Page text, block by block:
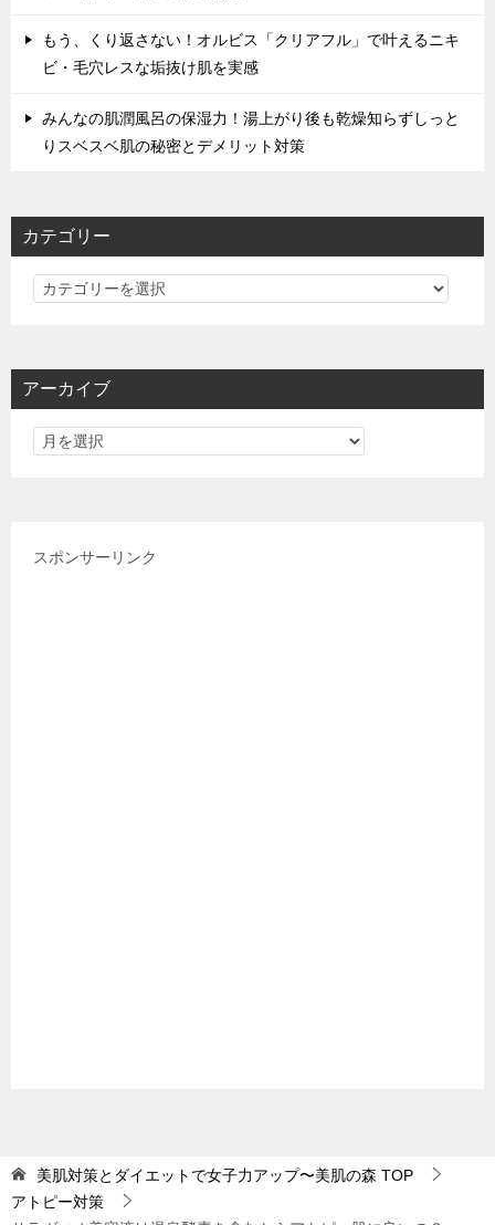
もう、くり返さない！オルビス「クリアフル」で叶えるニキ
ビ・毛穴レスな垢抜け肌を実感
みんなの肌潤風呂の保湿力！湯上がり後も乾燥知らずしっと
りスベスベ肌の秘密とデメリット対策
カテゴリー
カ
リ
アーカイブ
スポンサーリンク
美肌対策とダイエットで女子力アップ〜美肌の森 TOP
アトピー対策